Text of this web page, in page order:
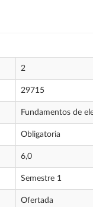
2
29715
Fundamentos de
Obligatoria
6,0
Semestre 1
Ofertada